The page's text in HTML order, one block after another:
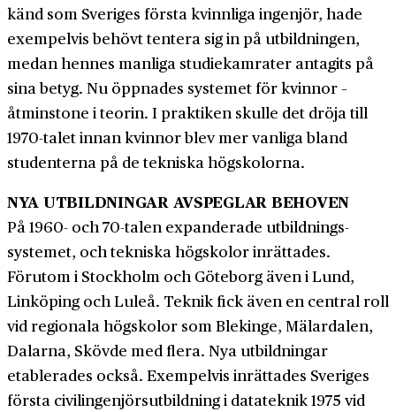
känd som Sveriges första kvinnliga ingenjör, hade
exempelvis behövt tentera sig in på utbildningen,
medan hennes manliga studiekamrater antagits på
sina betyg. Nu öppnades systemet för kvinnor –
åtminstone i teorin. I praktiken skulle det dröja till
1970-talet innan kvinnor blev mer vanliga bland
studenterna på de tekniska högskolorna.
NYA UTBILDNINGAR AVSPEGLAR BEHOVEN
På 1960- och 70-talen expanderade utbildnings­
systemet, och tekniska högskolor inrättades.
Förutom i Stockholm och Göteborg även i Lund,
Linköping och Luleå. Teknik fick även en central roll
vid regionala hög­skolor som Blekinge, Mälardalen,
Dalarna, Skövde med flera. Nya utbildningar
etablerades också. Exempelvis inrättades Sveriges
första civil­ingenjörs­utbildning i data­teknik 1975 vid